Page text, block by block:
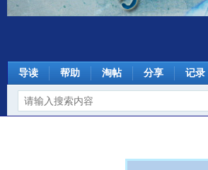
导读 帮助 淘帖 分享 记录